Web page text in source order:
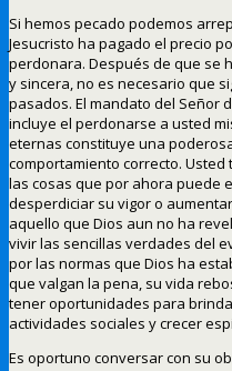
Si hemos pecado podemos
Jesucristo ha pagado el precio
perdonara. Después de que se
y sincera, no es necesario que
pasados. El mandato del Señor
incluye el perdonarse a usted
eternas constituye una
comportamiento correcto.
las cosas que por ahora puede
desperdiciar su vigor o
aquello que Dios aun no ha
vivir las sencillas verdades del
por las normas que Dios ha
que valgan la pena, su vida
tener oportunidades para
actividades sociales y crecer
Es oportuno conversar con su